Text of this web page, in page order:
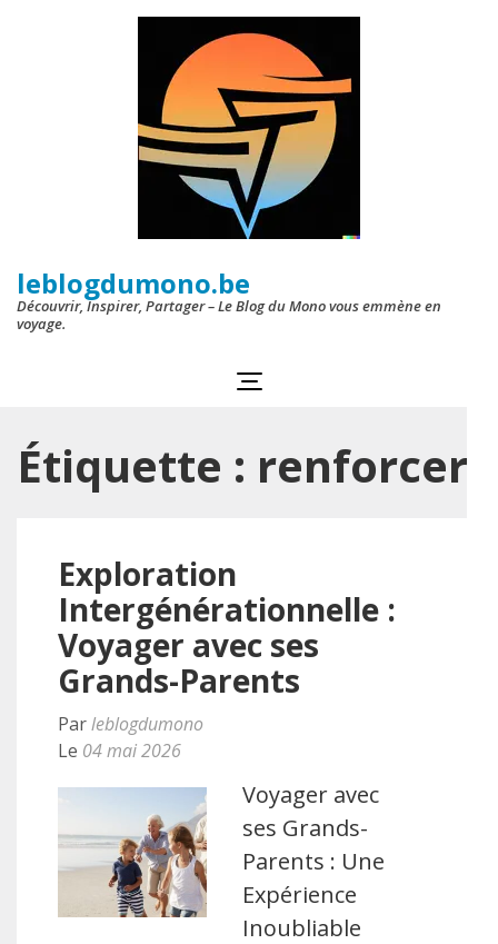
leblogdumono.be
Découvrir, Inspirer, Partager – Le Blog du Mono vous emmène en
voyage.
Étiquette : renforcer
Exploration
Intergénérationnelle :
Voyager avec ses
Grands-Parents
Parleblogdumono
Le 04 mai 2026
Voyager avec
ses Grands-
Parents : Une
Expérience
Inoubliable